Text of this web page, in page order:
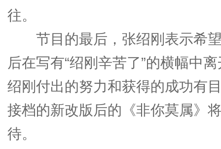
往。
节目的最后，张绍刚表示希望
后在写有“绍刚辛苦了”的横幅中
绍刚付出的努力和获得的成功有
接档的新改版后的《非你莫属》
待。